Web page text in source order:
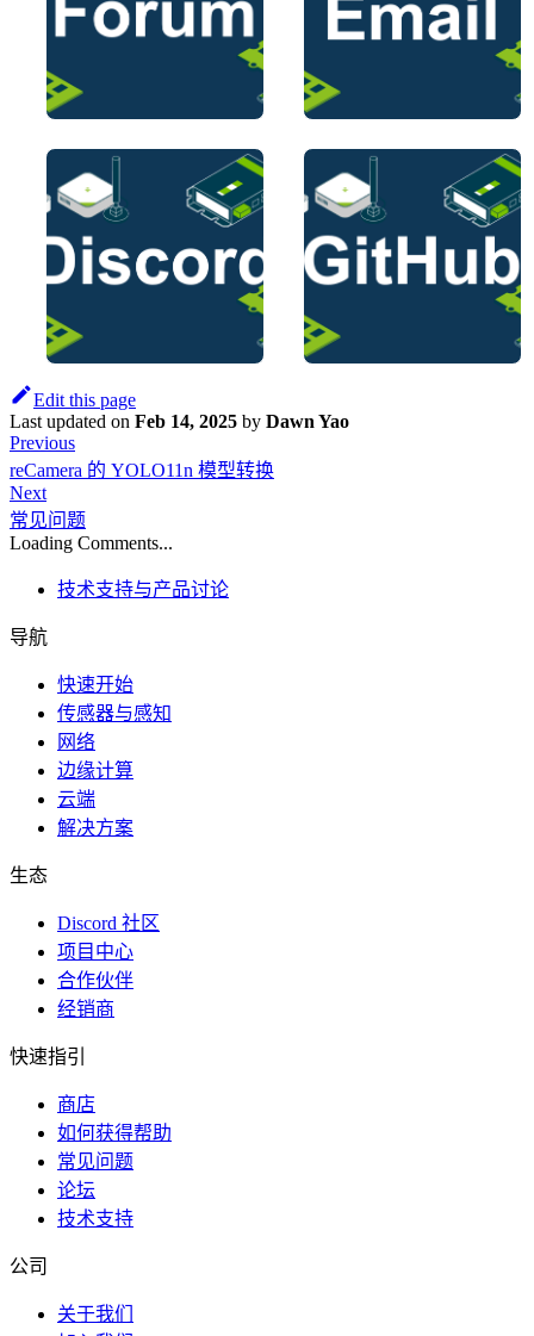
Edit this page
Last updated on Feb 14, 2025 by Dawn Yao
Previous
reCamera 的 YOLO11n 模型转换
Next
常见问题
Loading Comments...
技术支持与产品讨论
导航
快速开始
传感器与感知
网络
边缘计算
云端
解决方案
生态
Discord 社区
项目中心
合作伙伴
经销商
快速指引
商店
如何获得帮助
常见问题
论坛
技术支持
公司
关于我们